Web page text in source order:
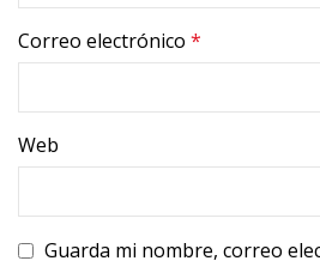
Correo electrónico *
Web
Guarda mi nombre, correo